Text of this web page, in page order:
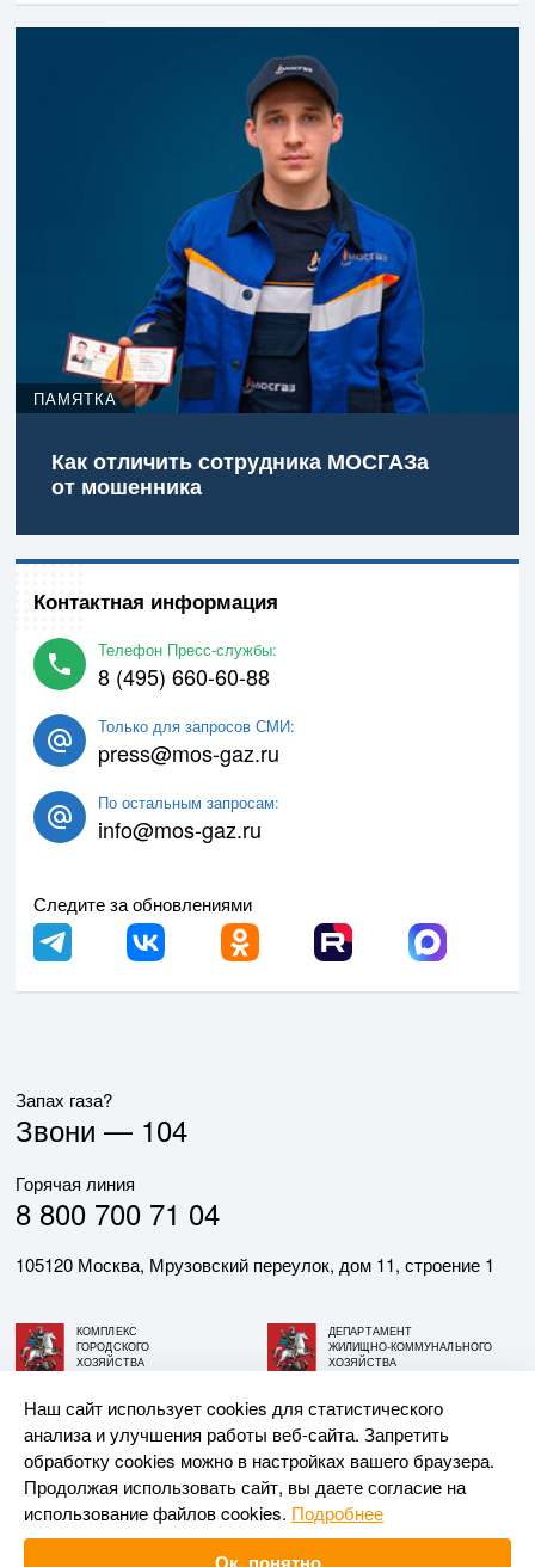
ПАМЯТКА
Как отличить сотрудника МОСГАЗа
от мошенника
Контактная информация
Телефон Пресс-службы:
8 (495) 660-60-88
Только для запросов СМИ:
press@mos-gaz.ru
По остальным запросам:
info@mos-gaz.ru
Следите за обновлениями
Запах газа?
Звони — 104
Горячая линия
8 800 700 71 04
105120 Москва, Мрузовский переулок, дом 11, строение 1
КОМПЛЕКС
ГОРОДСКОГО
ХОЗЯЙСТВА
ДЕПАРТАМЕНТ
ЖИЛИЩНО-КОММУНАЛЬНОГО
ХОЗЯЙСТВА
© АО «МОСГАЗ», 2026. При использовании материалов
ссылка на сайт обязательна.
Разработка и поддержка —Upriver
Наш сайт использует cookies для статистического
анализа и улучшения работы веб-сайта. Запретить
обработку cookies можно в настройках вашего браузера.
Продолжая использовать сайт, вы даете согласие на
использование файлов cookies. Подробнее